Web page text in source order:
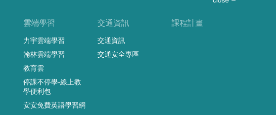
雲端學習
力宇雲端學習
翰林雲端學習
教育雲
停課不停學-線上教
學便利包
安安免費英語學習網
交通資訊
交通資訊
交通安全專區
課程計畫